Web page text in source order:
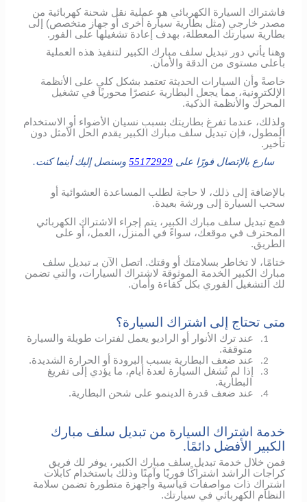
فاشتراك السيارة الكهربائي هو عملية نقل شحنة كهربائية من
مصدر خارجي (مثل بطارية سيارة أخرى أو جهاز متخصص) إلى
بطارية سيارتك المعطلة، بهدف إعادة تشغيلها على الفور.
وهنا يأتي دور تبديل سلف مبارك الكبير لتنفيذ هذه العملية
بأعلى مستوى من الدقة والأمان.
خاصةً وأن السيارات الحديثة تعتمد بشكل كلي على الأنظمة
الإلكترونية، مما يجعل البطارية عنصرًا محوريًا في تشغيل
المحرك والأنظمة الذكية.
ولذلك، عندما تفرغ بطاريتك بسبب نسيان الأضواء أو الاستخدام
المطول، فإن تبديل سلف مبارك الكبير يقدم الحل الأمثل دون
تأخير.
سارع بالإتصال فورًا على 55172929 وسنصل إليك أينما كنت.
بالإضافة إلى ذلك، لا حاجة لطلب المساعدة العشوائية أو
سحب السيارة إلى ورشة بعيدة.
فمع تبديل سلف مبارك الكبير، يتم إجراء الاشتراك الكهربائي
المحترف في موقعك، سواءً في المنزل، العمل، أو على
الطريق.
ختامًا، لا تخاطر بسلامتك أو وقتك. اتصل الآن بـ تبديل سلف
مبارك الكبير الخدمة الموثوقة لاشتراك السيارات، والتي تضمن
لك التشغيل الفوري بكل كفاءة وأمان.
متى تحتاج إلى اشتراك السيارة؟
1.
عند ترك الأنوار أو الراديو يعمل لفترات طويلة والسيارة
متوقفة.
2. عند ضعف البطارية بسبب البرودة أو الحرارة الشديدة.
3.
إذا لم تُشغل السيارة لعدة أيام، ما يؤدي إلى تفريغ
البطارية.
4. عند ضعف قدرة الدينمو على شحن البطارية.
خدمة اشتراك السيارة من تبديل سلف مبارك
الكبير الأفضل دائمًا.
فمن خلال خدمة تبديل سلف مبارك الكبير، يوفر لك فريق
كراجات الراشد اشتراكًا فوريًا وآمنًا وذلك باستخدام كابلات
اشتراك ذات مواصفات قياسية وأجهزة متطورة تضمن سلامة
النظام الكهربائي في سيارتك.